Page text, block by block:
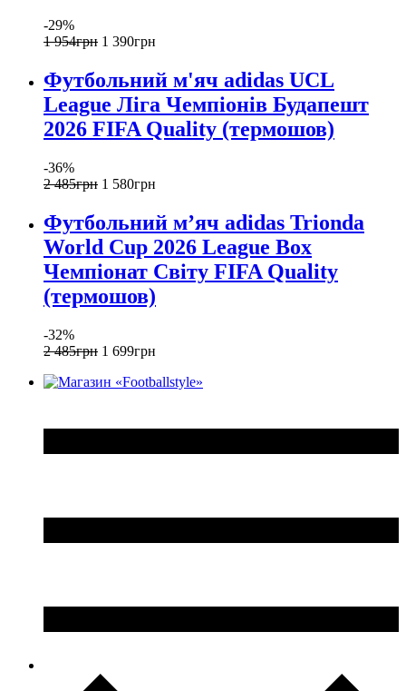
-29%
1 954грн 1 390грн
Футбольний м'яч adidas UCL
League Ліга Чемпіонів Будапешт
2026 FIFA Quality (термошов)
-36%
2 485грн 1 580грн
Футбольний м’яч adidas Trionda
World Cup 2026 League Box
Чемпіонат Світу FIFA Quality
(термошов)
-32%
2 485грн 1 699грн